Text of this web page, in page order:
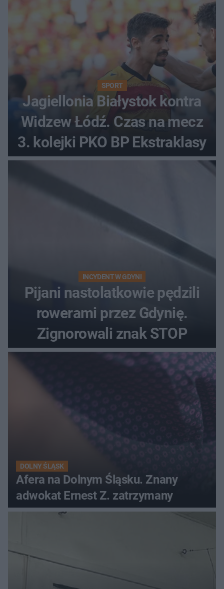
SPORT
Jagiellonia Białystok kontra
Widzew Łódź. Czas na mecz
3. kolejki PKO BP Ekstraklasy
INCYDENT W GDYNI
Pijani nastolatkowie pędzili
rowerami przez Gdynię.
Zignorowali znak STOP
DOLNY ŚLĄSK
Afera na Dolnym Śląsku. Znany
adwokat Ernest Z. zatrzymany